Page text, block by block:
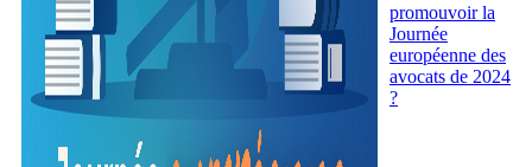
promouvoir la
Journée
européenne des
avocats de 2024
?